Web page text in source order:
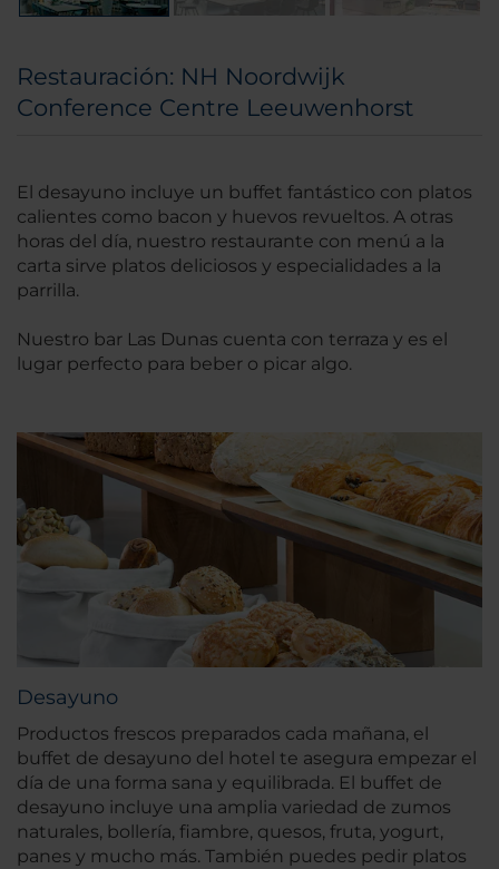
Restauración: NH Noordwijk
Conference Centre Leeuwenhorst
El desayuno incluye un buffet fantástico con platos
calientes como bacon y huevos revueltos. A otras
horas del día, nuestro restaurante con menú a la
carta sirve platos deliciosos y especialidades a la
parrilla.
Nuestro bar Las Dunas cuenta con terraza y es el
lugar perfecto para beber o picar algo.
Desayuno
Productos frescos preparados cada mañana, el
buffet de desayuno del hotel te asegura empezar el
día de una forma sana y equilibrada. El buffet de
desayuno incluye una amplia variedad de zumos
naturales, bollería, fiambre, quesos, fruta, yogurt,
panes y mucho más. También puedes pedir platos